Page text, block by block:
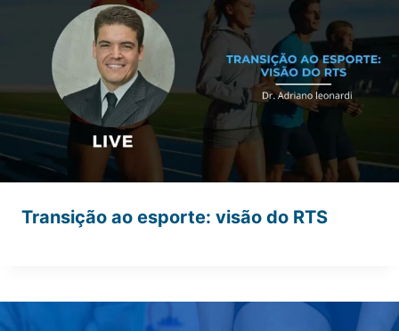
Transição ao esporte: visão do RTS